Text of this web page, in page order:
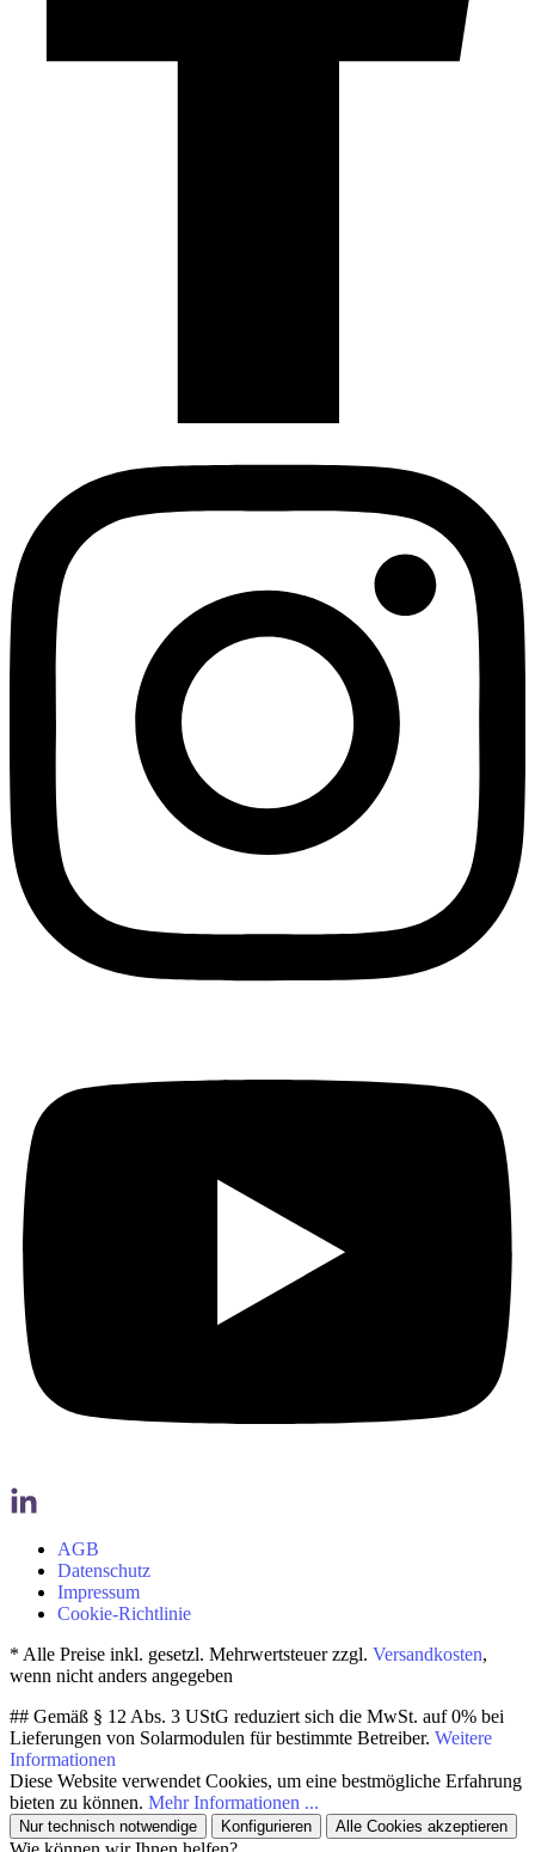
AGB
Datenschutz
Impressum
Cookie-Richtlinie
* Alle Preise inkl. gesetzl. Mehrwertsteuer zzgl. Versandkosten,
wenn nicht anders angegeben
## Gemäß § 12 Abs. 3 UStG reduziert sich die MwSt. auf 0% bei
Lieferungen von Solarmodulen für bestimmte Betreiber. Weitere
Informationen
Diese Website verwendet Cookies, um eine bestmögliche Erfahrung
bieten zu können. Mehr Informationen ...
Nur technisch notwendige Konfigurieren Alle Cookies akzeptieren